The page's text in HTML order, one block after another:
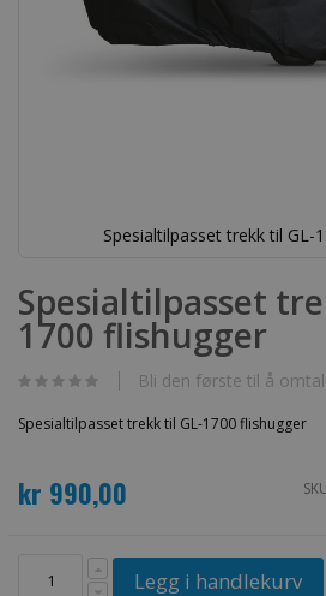
Spesialtilpasset trekk til GL-
til
begynnelsen
av
bildegalleri
Spesialtilpasset
1700 flishugger
Bli den første til å
Spesialtilpasset trekk til GL-1700 flishugger
kr 990,00
Legg i handlekurv